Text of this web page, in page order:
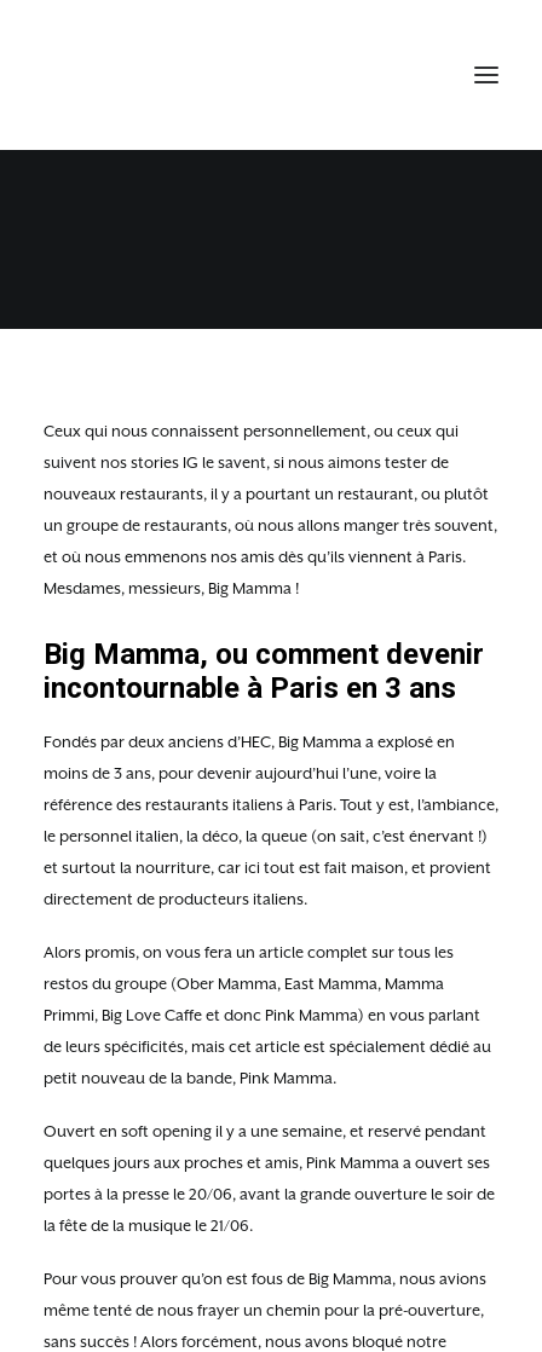
CŒUR DE PIGALLE
Ceux qui nous connaissent personnellement, ou ceux qui
suivent nos stories IG le savent, si nous aimons tester de
nouveaux restaurants, il y a pourtant un restaurant, ou plutôt
un groupe de restaurants, où nous allons manger très souvent,
et où nous emmenons nos amis dès qu’ils viennent à Paris.
Mesdames, messieurs, Big Mamma !
Big Mamma, ou comment devenir
incontournable à Paris en 3 ans
Fondés par deux anciens d’HEC, Big Mamma a explosé en
moins de 3 ans, pour devenir aujourd’hui l’une, voire la
référence des restaurants italiens à Paris. Tout y est, l’ambiance,
le personnel italien, la déco, la queue (on sait, c’est énervant !)
et surtout la nourriture, car ici tout est fait maison, et provient
directement de producteurs italiens.
Alors promis, on vous fera un article complet sur tous les
restos du groupe (Ober Mamma, East Mamma, Mamma
Primmi, Big Love Caffe et donc Pink Mamma) en vous parlant
de leurs spécificités, mais cet article est spécialement dédié au
petit nouveau de la bande, Pink Mamma.
Ouvert en soft opening il y a une semaine, et reservé pendant
quelques jours aux proches et amis, Pink Mamma a ouvert ses
portes à la presse le 20/06, avant la grande ouverture le soir de
la fête de la musique le 21/06.
Pour vous prouver qu’on est fous de Big Mamma, nous avions
même tenté de nous frayer un chemin pour la pré-ouverture,
sans succès ! Alors forcément, nous avons bloqué notre